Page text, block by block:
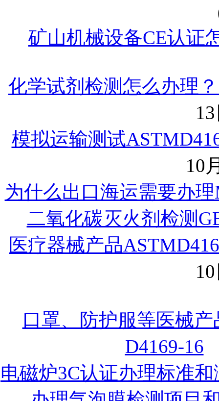
矿山机械设备CE认证
化学试剂检测怎么办理
模拟运输测试
10
为什么出口海运需要办
二氧化碳灭火剂检测
医疗器械产品
口罩、防护服等医械
D4169-16
电磁炉3C认证办理标准